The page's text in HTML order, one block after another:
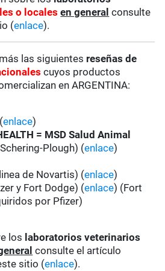
o locales en general consulte
(enlace).
las siguientes reseñas de
cuyos productos
en ARGENTINA:
enlace)
= MSD Salud Animal
Plough) (enlace)
de Novartis) (enlace)
y Fort Dodge) (enlace) (Fort
por Pfizer)
los laboratorios veterinarios
consulte el artículo
sitio (enlace).